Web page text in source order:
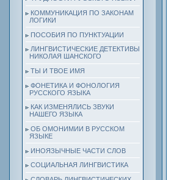
КОММУНИКАЦИЯ ПО ЗАКОНАМ
ЛОГИКИ
ПОСОБИЯ ПО ПУНКТУАЦИИ
ЛИНГВИСТИЧЕСКИЕ ДЕТЕКТИВЫ
НИКОЛАЯ ШАНСКОГО
ТЫ И ТВОЕ ИМЯ
ФОНЕТИКА И ФОНОЛОГИЯ
РУССКОГО ЯЗЫКА
КАК ИЗМЕНЯЛИСЬ ЗВУКИ
НАШЕГО ЯЗЫКА
ОБ ОМОНИМИИ В РУССКОМ
ЯЗЫКЕ
ИНОЯЗЫЧНЫЕ ЧАСТИ СЛОВ
СОЦИАЛЬНАЯ ЛИНГВИСТИКА